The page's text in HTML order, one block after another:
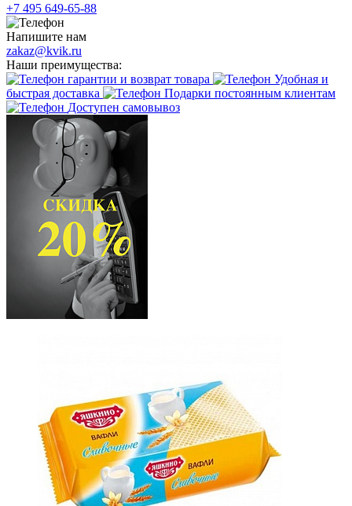
+7 495 649-65-88
Напишите нам
zakaz@kvik.ru
Наши преимущества:
гарантии и возврат товара
Удобная и
быстрая доставка
Подарки постоянным клиентам
Доступен самовывоз